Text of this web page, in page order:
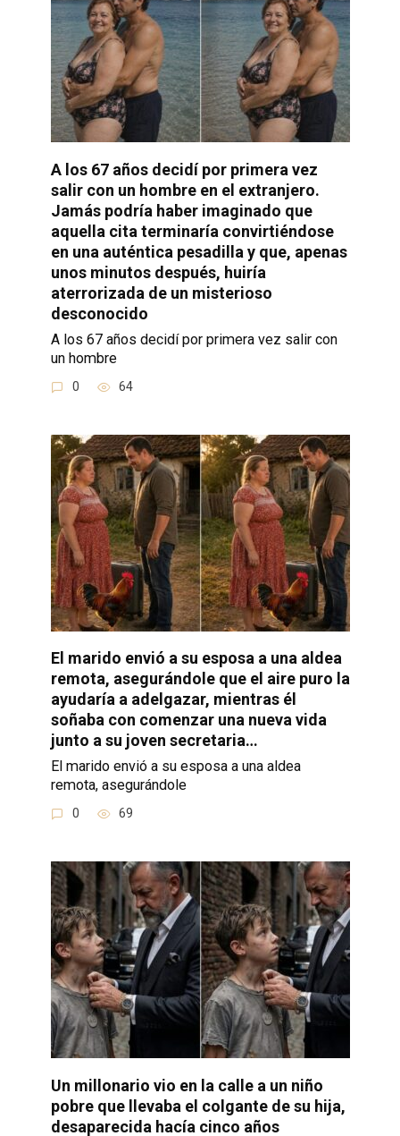
A los 67 años decidí por primera vez
salir con un hombre en el extranjero.
Jamás podría haber imaginado que
aquella cita terminaría convirtiéndose
en una auténtica pesadilla y que, apenas
unos minutos después, huiría
aterrorizada de un misterioso
desconocido
A los 67 años decidí por primera vez salir con
un hombre
0 64
El marido envió a su esposa a una aldea
remota, asegurándole que el aire puro la
ayudaría a adelgazar, mientras él
soñaba con comenzar una nueva vida
junto a su joven secretaria…
El marido envió a su esposa a una aldea
remota, asegurándole
0 69
Un millonario vio en la calle a un niño
pobre que llevaba el colgante de su hija,
desaparecida hacía cinco años